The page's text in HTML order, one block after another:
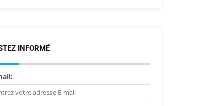
INFORMÉ